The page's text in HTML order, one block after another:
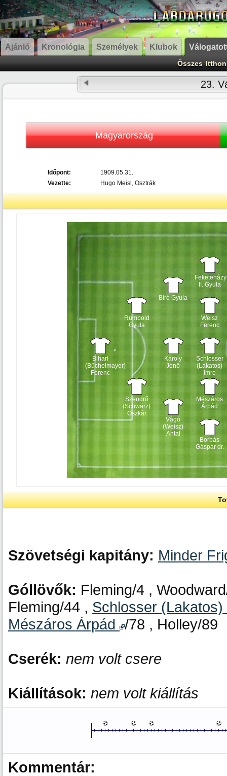
Ajánló Kronológia Személyek Klubok
Összes Itthon
23.
Magyarország
Időpont:
1909.05.31.
Vezette:
Hugo Meisl, Osztrák
Bihari
(Büchelmayer)
Ferenc
Rumbold
Gyula
Szendrő
(Schwarz)
Oszkár
Bíró Gyula
Károly
Jenő
Vágó
(Weisz)
Antal
Feketeházy
II. Gyula
Weisz
Ferenc
Schlosser
(Lakatos)
Imre
Mészáros
Árpád
Borbás
Gáspár dr.
Szövetségi kapitány: Minder
Góllövők: Fleming/4 ,
Fleming/44 , Schlosser
Mészáros Árpád /78 , Holley/89
Cserék: nem volt csere
Kiállítások: nem volt kiállítás
Kommentár: